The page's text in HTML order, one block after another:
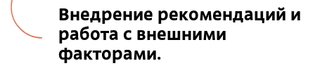
Внедрение рекомендаций и
работа с внешними
факторами.